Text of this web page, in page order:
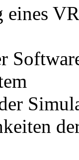
eines